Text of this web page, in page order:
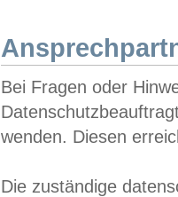
Bei Fragen oder
wenden. Diesen
Die zuständige